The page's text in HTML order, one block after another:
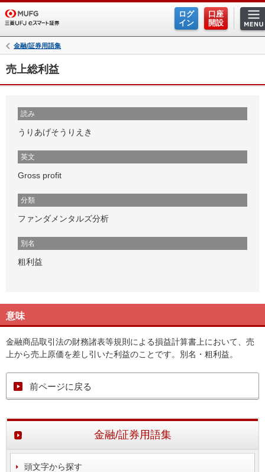
ログ
イン
口座
開設
金融/証券用語集
売上総利益
読み
うりあげそうりえき
英文
Gross profit
分類
ファンダメンタルズ分析
別名
粗利益
意味
金融商品取引法の財務諸表等規則による損益計算書上において、売
上から売上原価を差し引いた利益のことです。別名・粗利益。
前ページに戻る
金融/証券用語集
頭文字から探す